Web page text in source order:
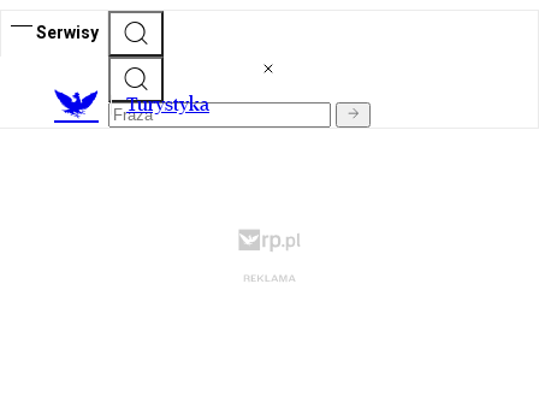
Serwisy
Turystyka